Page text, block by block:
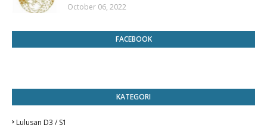
October 06, 2022
FACEBOOK
KATEGORI
Lulusan D3 / S1